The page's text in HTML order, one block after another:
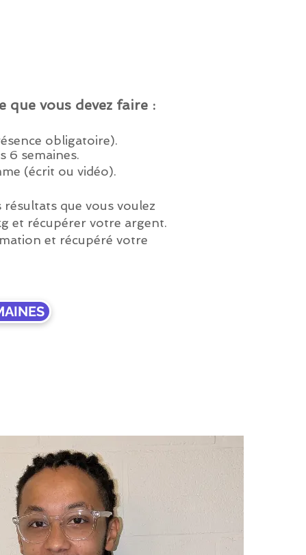
vous devez faire :
obligatoire).
6 semaines.
(écrit ou vidéo).
que vous voulez
et récupérer votre argent.
et récupéré votre